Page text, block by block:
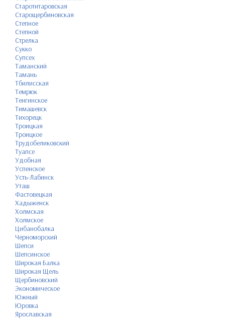
Старотитаровская
Старощербиновская
Степное
Степной
Стрелка
Сукко
Супсех
Таманский
Тамань
Тбилисская
Темрюк
Тенгинское
Тимашевск
Тихорецк
Троицкая
Троицкое
Трудобеликовский
Туапсе
Удобная
Успенское
Усть-Лабинск
Уташ
Фастовецкая
Хадыженск
Холмская
Холмское
Цибанобалка
Черноморский
Шепси
Шепсинское
Широкая Балка
Широкая Щель
Щербиновский
Экономическое
Южный
Юровка
Ярославская